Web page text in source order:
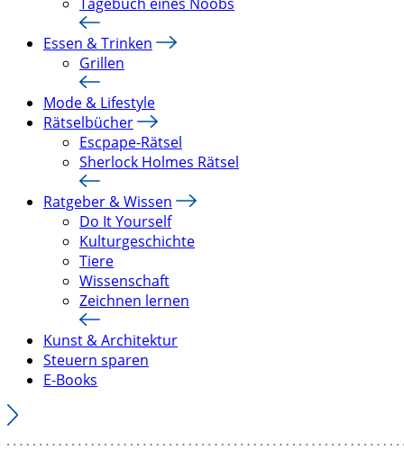
Essen & Trinken
Grillen
Mode & Lifestyle
Rätselbücher
Escpape-Rätsel
Sherlock Holmes Rätsel
Ratgeber & Wissen
Do It Yourself
Kulturgeschichte
Tiere
Wissenschaft
Zeichnen lernen
Kunst & Architektur
Steuern sparen
E-Books